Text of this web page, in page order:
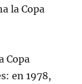
la Copa
Copa
en 1978,